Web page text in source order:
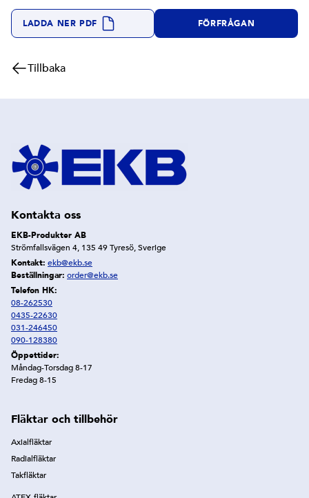
LADDA NER PDF FÖRFRÅGAN
Tillbaka
Kontakta oss
EKB-Produkter AB
Strömfallsvägen 4, 135 49 Tyresö, Sverige
Kontakt: ekb@ekb.se
Beställningar: order@ekb.se
Telefon HK:
08-262530
0435-22630
031-246450
090-128380
Öppettider:
Måndag-Torsdag 8-17
Fredag 8-15
Fläktar och tillbehör
Axialfläktar
Radialfläktar
Takfläktar